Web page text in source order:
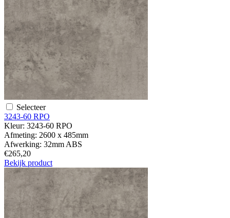
Selecteer
3243-60 RPO
Kleur: 3243-60 RPO
Afmeting: 2600 x 485mm
Afwerking: 32mm ABS
€265,20
Bekijk product